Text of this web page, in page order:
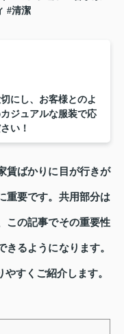
#清潔
にし、お客様とのよ
ジュアルな服装で応
い！
賃ばかりに目が行きが
重要です。共用部分は
この記事でその重要性
るようになります。
すくご紹介します。